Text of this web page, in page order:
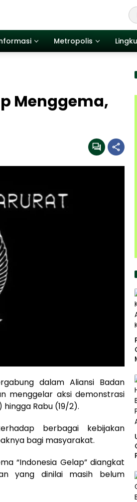
Metropolis
Menggema,
dalam Aliansi Badan
menggelar aksi demonstrasi
Rabu (19/2).
berbagai kebijakan
bagi masyarakat.
“Indonesia Gelap” diangkat
yang dinilai masih belum